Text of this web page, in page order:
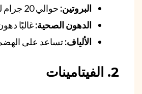
البروتين: حوالي 20 جرام لكل 100 جرام
الدهون الصحية:غالبًا
الألياف:تساعد على
2. الفيتامينات